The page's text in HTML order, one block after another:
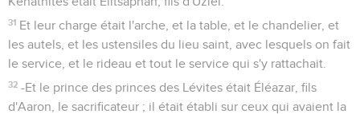
31 Et leur charge était l'arche, et la table, et le chandelier, et
les autels, et les ustensiles du lieu saint, avec lesquels on fait
le service, et le rideau et tout le service qui s'y rattachait.
32 -Et le prince des princes des Lévites était Éléazar, fils
d'Aaron, le sacrificateur ; il était établi sur ceux qui avaient la